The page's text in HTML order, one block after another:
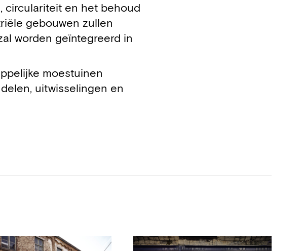
circulariteit en het behoud
gebouwen zullen
worden geïntegreerd in
moestuinen
uitwisselingen en